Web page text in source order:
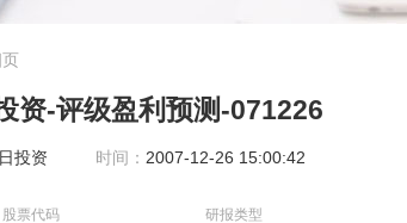
资-评级盈利预测-071226
投资 时间： 2007-12-26 15:00:42
股票代码 研报类型